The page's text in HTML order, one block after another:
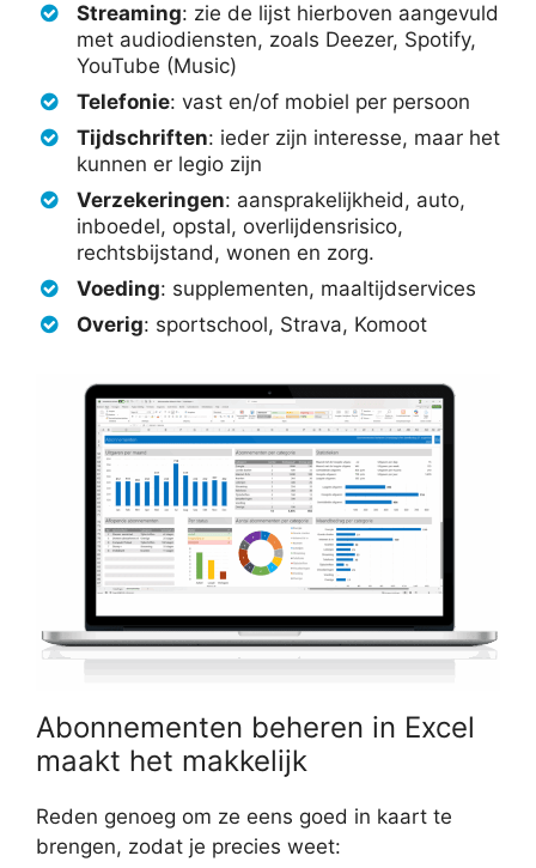
Streaming: zie de lijst hierboven aangevuld
met audiodiensten, zoals Deezer, Spotify,
YouTube (Music)
Telefonie: vast en/of mobiel per persoon
Tijdschriften: ieder zijn interesse, maar het
kunnen er legio zijn
Verzekeringen: aansprakelijkheid, auto,
inboedel, opstal, overlijdensrisico,
rechtsbijstand, wonen en zorg.
Voeding: supplementen, maaltijdservices
Overig: sportschool, Strava, Komoot
Abonnementen beheren in Excel
maakt het makkelijk
Reden genoeg om ze eens goed in kaart te
brengen, zodat je precies weet: